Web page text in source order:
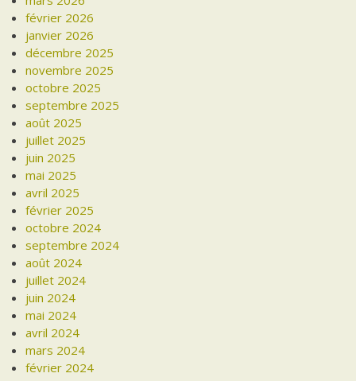
février 2026
janvier 2026
décembre 2025
novembre 2025
octobre 2025
septembre 2025
août 2025
juillet 2025
juin 2025
mai 2025
avril 2025
février 2025
octobre 2024
septembre 2024
août 2024
juillet 2024
juin 2024
mai 2024
avril 2024
mars 2024
février 2024